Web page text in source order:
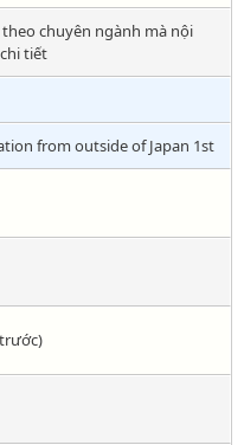
chuyên ngành mà nội
tiết
from outside of Japan 1st